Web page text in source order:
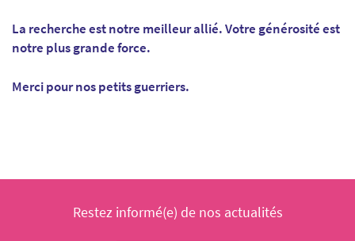
La recherche est notre meilleur allié. Votre générosité est
notre plus grande force.
Merci pour nos petits guerriers.
Restez informé(e) de nos actualités